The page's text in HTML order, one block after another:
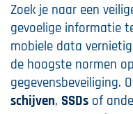
Zoek je naar een
gevoelige informatie
mobiele data
de hoogste normen
gegevensbeveiliging.
schijven, SSDs of